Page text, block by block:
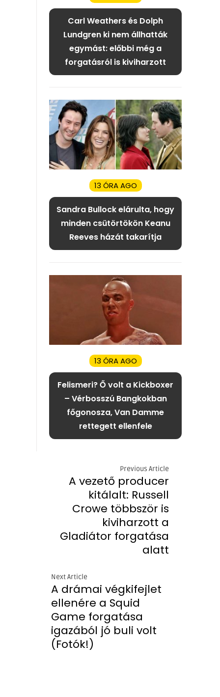
Carl Weathers és Dolph
Lundgren ki nem állhatták
egymást: előbbi még a
forgatásról is kiviharzott
13 ÓRA AGO
Sandra Bullock elárulta, hogy
minden csütörtökön Keanu
Reeves házát takarítja
13 ÓRA AGO
Felismeri? Ő volt a Kickboxer
– Vérbosszú Bangkokban
főgonosza, Van Damme
rettegett ellenfele
Previous Article
A vezető producer
kitálalt: Russell
Crowe többször is
kiviharzott a
Gladiátor forgatása
alatt
Next Article
A drámai végkifejlet
ellenére a Squid
Game forgatása
igazából jó buli volt
(Fotók!)